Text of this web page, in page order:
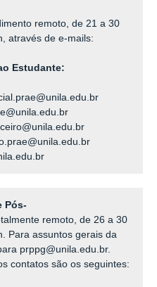
remoto, de 21 a 30
através de e-mails:
Estudante:
prae@unila.edu.br
@unila.edu.br
prae@unila.edu.br
Pós-
remoto, de 26 a30
Para assuntos gerais da
prppg@unila.edu.br.
contatos são os seguintes: